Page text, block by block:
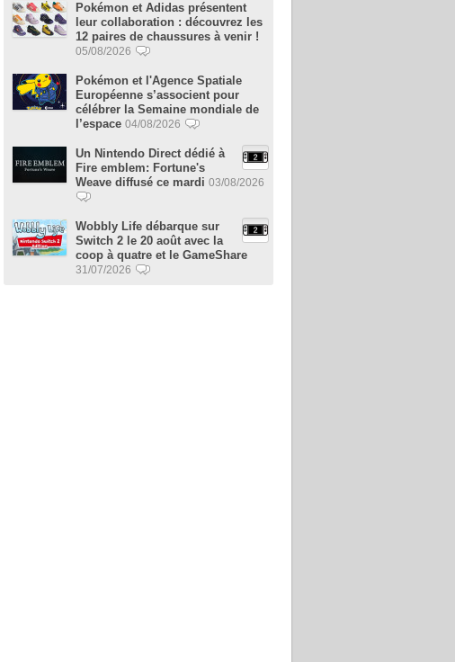
Pokémon et Adidas présentent
leur collaboration : découvrez les
12 paires de chaussures à venir !
05/08/2026
Pokémon et l'Agence Spatiale
Européenne s’associent pour
célébrer la Semaine mondiale de
l’espace 04/08/2026
Un Nintendo Direct dédié à
Fire emblem: Fortune's
Weave diffusé ce mardi 03/08/2026
Wobbly Life débarque sur
Switch 2 le 20 août avec la
coop à quatre et le GameShare
31/07/2026